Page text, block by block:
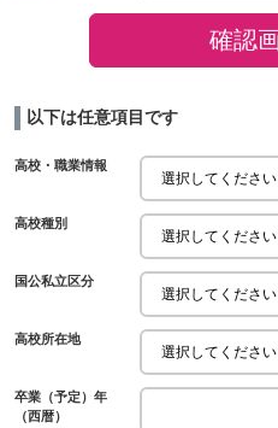
確認
以下は任意項目です
高校・職業情報
高校種別
国公私立区分
高校所在地
卒業（予定）年
（西暦）